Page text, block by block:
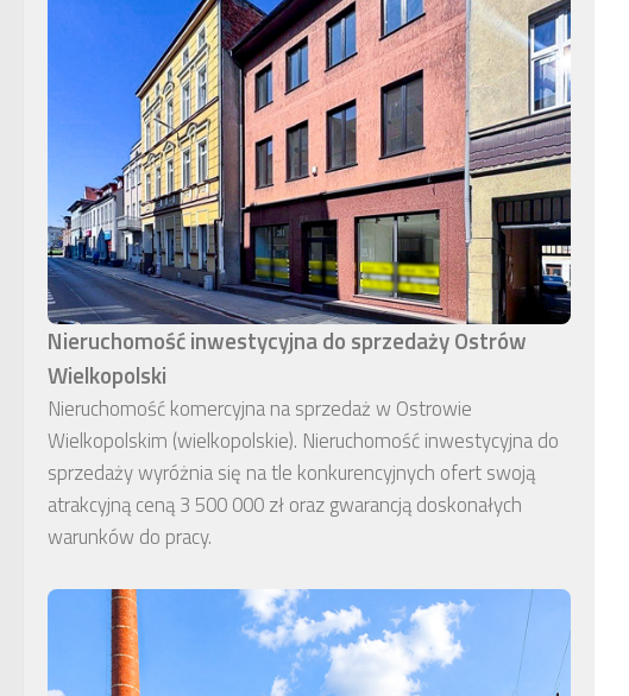
Nieruchomość inwestycyjna do sprzedaży Ostrów
Wielkopolski
Nieruchomość komercyjna na sprzedaż w Ostrowie
Wielkopolskim (wielkopolskie). Nieruchomość inwestycyjna do
sprzedaży wyróżnia się na tle konkurencyjnych ofert swoją
atrakcyjną ceną 3 500 000 zł oraz gwarancją doskonałych
warunków do pracy.